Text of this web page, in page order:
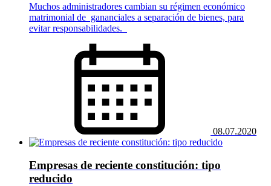
Muchos administradores cambian su régimen económico
matrimonial de gananciales a separación de bienes, para
evitar responsabilidades.
08.07.2020
Empresas de reciente constitución: tipo
reducido